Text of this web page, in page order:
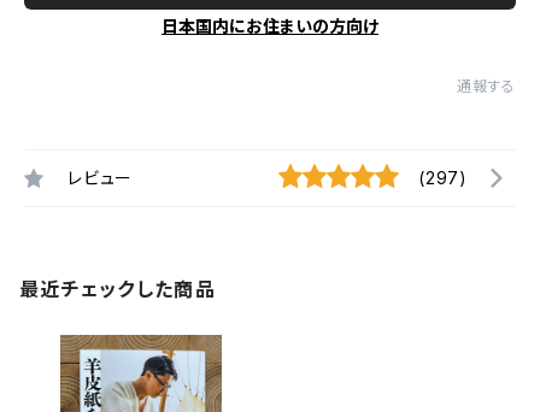
日本国内にお住まいの方向け
通報する
レビュー (297)
最近チェックした商品